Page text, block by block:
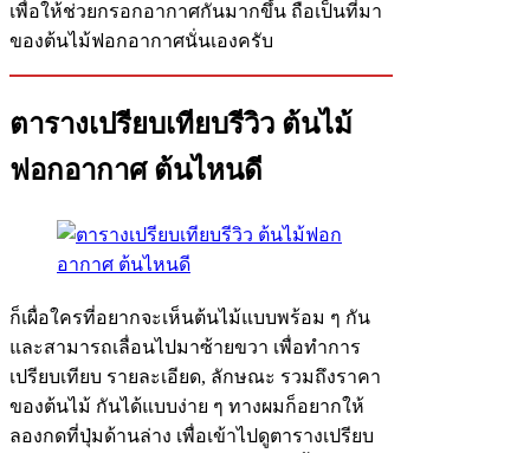
เพื่อให้ช่วยกรอกอากาศกันมากขึ้น ถือเป็นที่มา
ของต้นไม้ฟอกอากาศนั่นเองครับ
ตารางเปรียบเทียบรีวิว ต้นไม้
ฟอกอากาศ ต้นไหนดี
ก็เผื่อใครที่อยากจะเห็นต้นไม้แบบพร้อม ๆ กัน
และสามารถเลื่อนไปมาซ้ายขวา เพื่อทำการ
เปรียบเทียบ รายละเอียด, ลักษณะ รวมถึงราคา
ของต้นไม้ กันได้แบบง่าย ๆ ทางผมก็อยากให้
ลองกดที่ปุ่มด้านล่าง เพื่อเข้าไปดูตารางเปรียบ